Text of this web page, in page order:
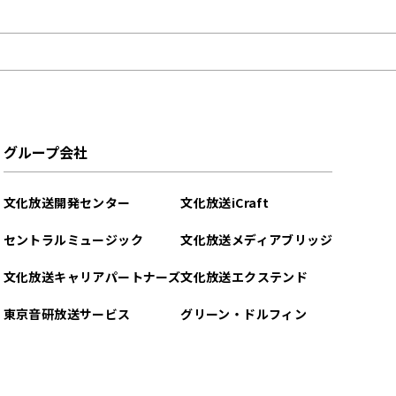
グループ会社
文化放送開発センター
セントラルミュージック
文化放送キャリアパートナーズ
東京音研放送サービス
文化放送iCraft
文化放送メディアブリッジ
文化放送エクステンド
グリーン・ドルフィン